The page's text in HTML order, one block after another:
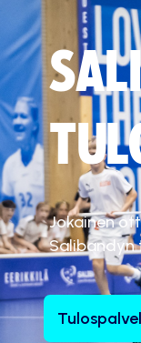
Jokainen
Salibandyn